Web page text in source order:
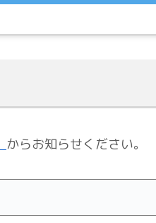
からお知らせください。